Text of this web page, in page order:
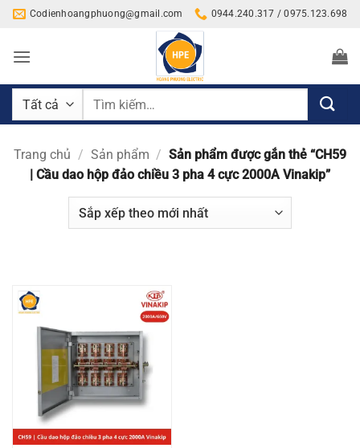
Bỏ
nội
Codienhoangphuong@gmail.com 0944.240.317 / 0975.123.698
Tìm
Trang chủ / Sản phẩm / Sản phẩm được gắn thẻ “CH59
| Cầu dao hộp đảo chiều 3 pha 4 cực 2000A Vinakip”